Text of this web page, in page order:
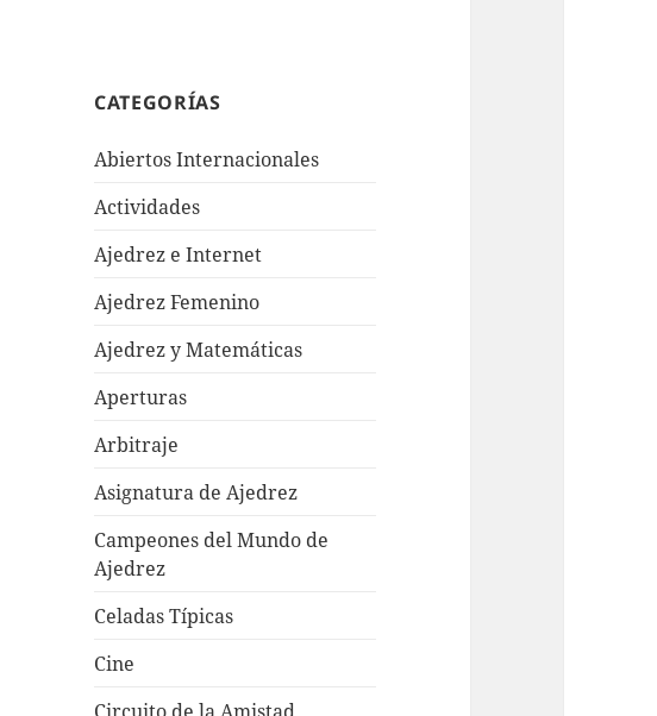
CATEGORÍAS
Abiertos Internacionales
Actividades
Ajedrez e Internet
Ajedrez Femenino
Ajedrez y Matemáticas
Aperturas
Arbitraje
Asignatura de Ajedrez
Campeones del Mundo de
Ajedrez
Celadas Típicas
Cine